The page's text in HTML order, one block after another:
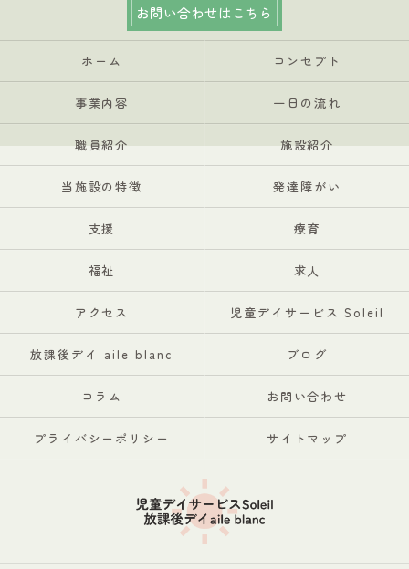
お問い合わせはこちら
ホーム コンセプト
事業内容 一日の流れ
職員紹介 施設紹介
当施設の特徴 発達障がい
支援 療育
福祉 求人
アクセス 児童デイサービス Soleil
放課後デイ aile blanc ブログ
コラム お問い合わせ
プライバシーポリシー サイトマップ